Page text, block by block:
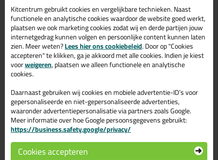
Kenmerken
Geschikt voor het verwerken van PU-schuim bussen
Stelschroef voor het doseren van de PUR bij het
verspuiten
Doseerkop van koper
Stevig plastic PUR pistool
Naald en loop van staal
Inclusief 2 spuitmondjes
Tips & tricks voor Kitcentrum
Purpistool
In de volgende blogs wordt dit product gebruikt:
Hoe gebruik je een purpistool
Je purpistool schoonmaken , hoe dan?
Kitcentrum gebruikt cookies en vergelijkbare technieken. Naast
functionele en analytische cookies waardoor de website goed werkt,
plaatsen we ook marketing cookies zodat wij en derde partijen jouw
internetgedrag kunnen volgen en persoonlijke content kunnen laten
zien. Meer weten?Lees hier ons cookiebeleid. Door op "Cookies
accepteren" te klikken, ga je akkoord met alle cookies. Indien je kiest
voorweigeren, plaatsen we alleen functionele en analytische
cookies.
Daarnaast gebruiken wij cookies en mobiele advertentie-ID’s voor
gepersonaliseerde en niet-gepersonaliseerde advertenties,
waaronder advertentiepersonalisatie via partners zoals Google.
Meer informatie over hoe Google persoonsgegevens gebruikt:
https://business.safety.google/privacy/
Cookies accepteren